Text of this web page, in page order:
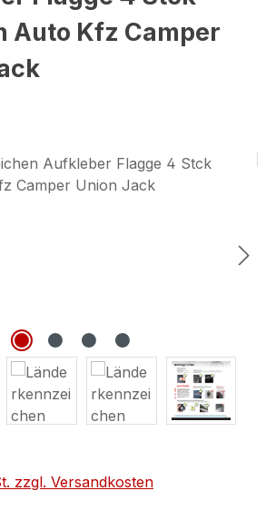
Auto Kfz Camper
zzgl. Versandkosten